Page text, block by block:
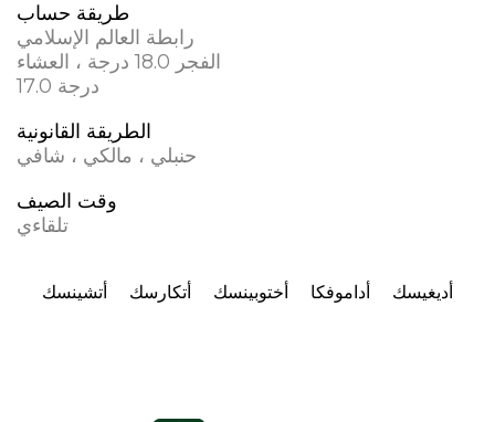
طريقة حساب
رابطة العالم الإسلامي
الفجر 18.0 درجة ، العشاء
17.0 درجة
الطريقة القانونية
حنبلي ، مالكي ، شافي
وقت الصيف
تلقاءي
أتشينسك أتكارسك أختوبينسك أداموفكا أديغيسك